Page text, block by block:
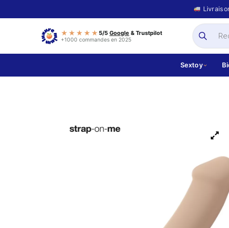
★★★★★5/5Google & Trustpilot
+1000 commandes en 2025
Sextoy